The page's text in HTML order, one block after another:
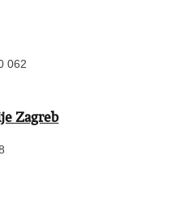
062
Zagreb